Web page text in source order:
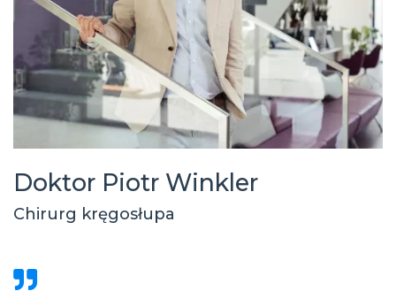
Doktor Piotr Winkler
Chirurg kręgosłupa